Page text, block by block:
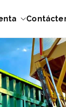
y